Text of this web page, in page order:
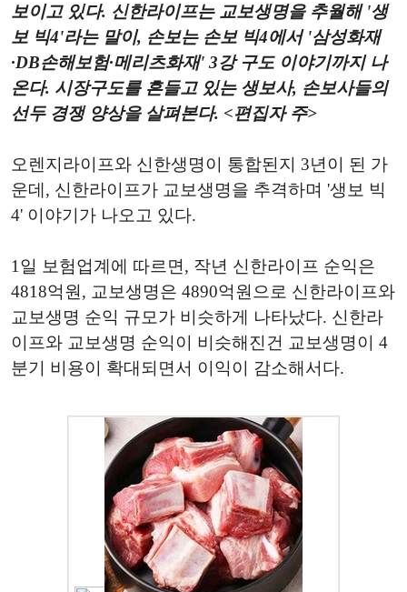
보이고 있다. 신한라이프는 교보생명을 추월해 '생
보 빅4'라는 말이, 손보는 손보 빅4에서 '삼성화재
·DB손해보험·메리츠화재' 3강 구도 이야기까지 나
온다. 시장구도를 흔들고 있는 생보사, 손보사들의
선두 경쟁 양상을 살펴본다. <편집자 주>
오렌지라이프와 신한생명이 통합된지 3년이 된 가
운데, 신한라이프가 교보생명을 추격하며 '생보 빅
4' 이야기가 나오고 있다.
1일 보험업계에 따르면, 작년 신한라이프 순익은
4818억원, 교보생명은 4890억원으로 신한라이프와
교보생명 순익 규모가 비슷하게 나타났다. 신한라
이프와 교보생명 순익이 비슷해진건 교보생명이 4
분기 비용이 확대되면서 이익이 감소해서다.